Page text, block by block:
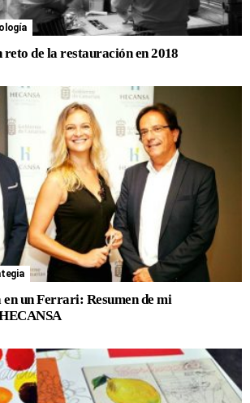
de la restauración en 2018
un Ferrari: Resumen de mi